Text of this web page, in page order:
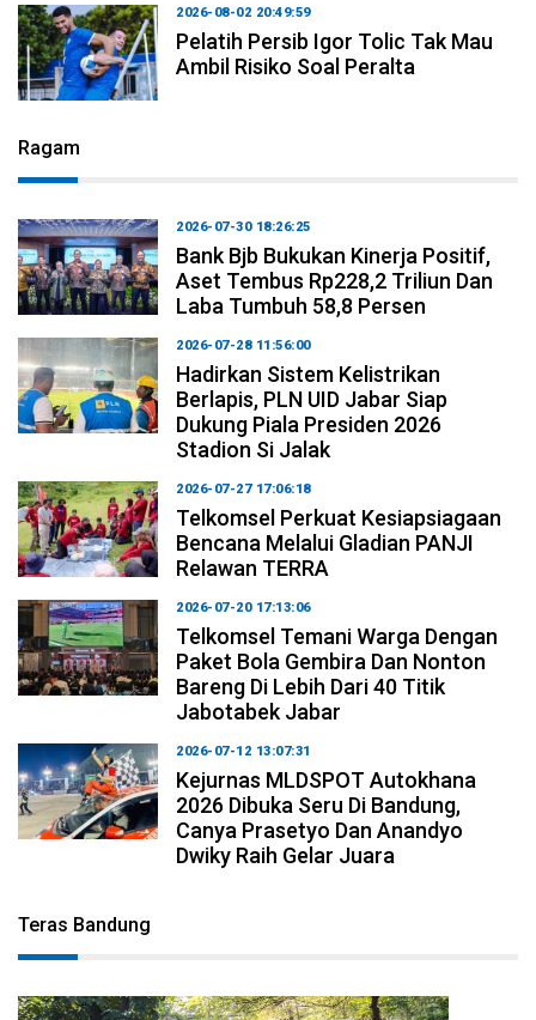
2026-08-02 20:49:59
Pelatih Persib Igor Tolic Tak Mau
Ambil Risiko Soal Peralta
Ragam
2026-07-30 18:26:25
Bank Bjb Bukukan Kinerja Positif,
Aset Tembus Rp228,2 Triliun Dan
Laba Tumbuh 58,8 Persen
2026-07-28 11:56:00
Hadirkan Sistem Kelistrikan
Berlapis, PLN UID Jabar Siap
Dukung Piala Presiden 2026
Stadion Si Jalak
2026-07-27 17:06:18
Telkomsel Perkuat Kesiapsiagaan
Bencana Melalui Gladian PANJI
Relawan TERRA
2026-07-20 17:13:06
Telkomsel Temani Warga Dengan
Paket Bola Gembira Dan Nonton
Bareng Di Lebih Dari 40 Titik
Jabotabek Jabar
2026-07-12 13:07:31
Kejurnas MLDSPOT Autokhana
2026 Dibuka Seru Di Bandung,
Canya Prasetyo Dan Anandyo
Dwiky Raih Gelar Juara
Teras Bandung